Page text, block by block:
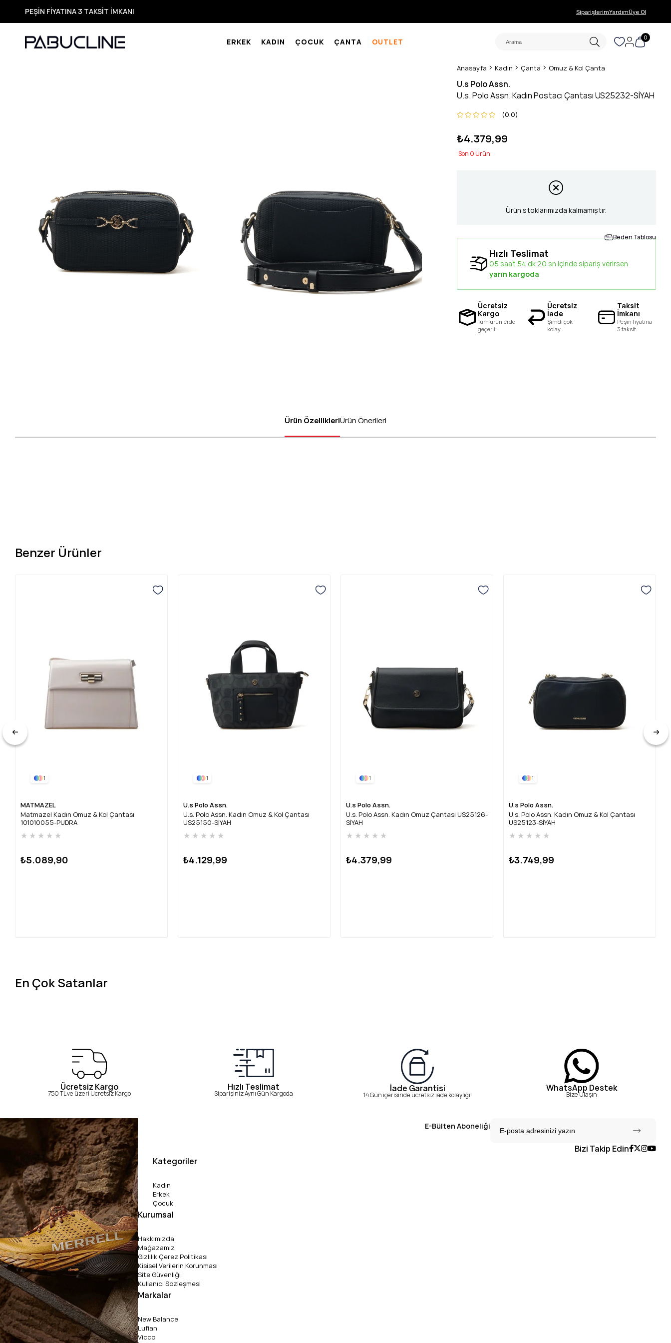
PEŞİN FİYATINA 3 TAKSİT İMKANI
TÜM ÜRÜNLERDE ÜCRETSİZ KARGO
Yeni Sezon Ürünlerde Özel Fırsatlar
Seçili Ürünlerde Hızlı Teslimat
SiparişlerimYardımÜye Ol
ERKEK KADIN ÇOCUK ÇANTA OUTLET 0
Anasayfa Kadın Çanta Omuz & Kol Çanta
U.s Polo Assn.
U.s. Polo Assn. Kadın Postacı Çantası US25232-SİYAH
0.0
₺4.379,99
0
Ürün stoklarımızda kalmamıştır.
Beden Tablosu
Hızlı Teslimat
05 saat 54 dk 19 sn içinde sipariş verirsen
yarın kargoda
Ücretsiz
Kargo
Tüm ürünlerde
geçerli.
Ücretsiz
İade
Şimdi çok
kolay.
Taksit
İmkanı
Peşin fiyatına
3 taksit.
Ürün ÖzellikleriÜrün Önerileri
Benzer Ürünler
1
MATMAZEL
Matmazel Kadın Omuz & Kol Çantası
101010055-PUDRA
★ ★ ★ ★ ★
₺5.089,90
1
U.s Polo Assn.
U.s. Polo Assn. Kadın Omuz & Kol Çantası
US25150-SİYAH
★ ★ ★ ★ ★
₺4.129,99
1
U.s Polo Assn.
U.s. Polo Assn. Kadın Omuz Çantası US25126-
SİYAH
★ ★ ★ ★ ★
₺4.379,99
1
U.s Polo Assn.
U.s. Polo Assn. Kadın Omuz & Kol Çantası
US25123-SİYAH
★ ★ ★ ★ ★
₺3.749,99
En Çok Satanlar
Ücretsiz Kargo
750 TL ve üzeri Ücretsiz Kargo
Hızlı Teslimat
Siparişiniz Aynı Gün Kargoda İade Garantisi
14 Gün içerisinde ücretsiz iade kolaylığı!
WhatsApp Destek
Bize Ulaşın
E-Bülten Aboneliği
Bizi Takip Edin
Kategoriler
Kadın
Erkek
Çocuk
Kurumsal
Hakkımızda
Mağazamız
Gizlilik Çerez Politikası
Kişisel Verilerin Korunması
Site Güvenliği
Kullanıcı Sözleşmesi
Markalar
New Balance
Lufian
Vicco